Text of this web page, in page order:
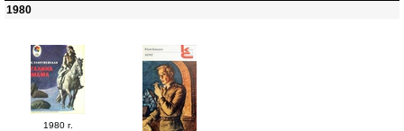
1980
1980 г.